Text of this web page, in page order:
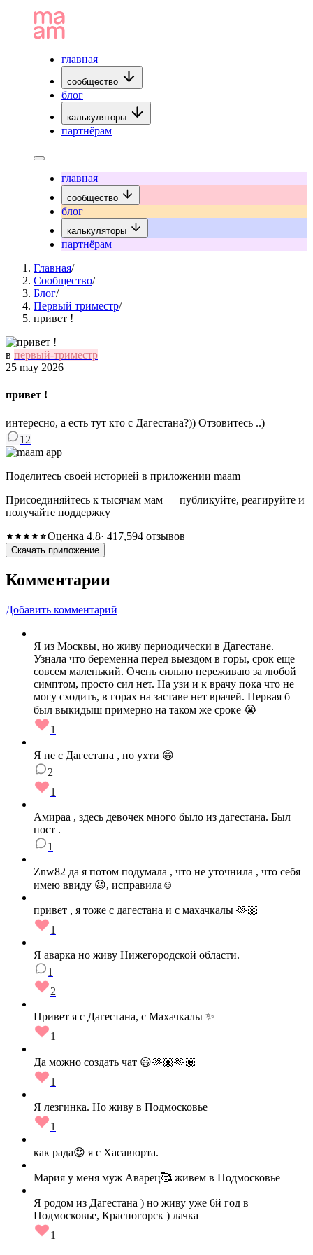
главная
сообщество
блог
калькуляторы
партнёрам
главная
сообщество
блог
калькуляторы
партнёрам
Главная/
Сообщество/
Блог/
Первый триместр/
привет !
в первый-триместр
25 may 2026
привет !
интересно, а есть тут кто с Дагестана?)) Отзовитесь ..)
12
Поделитесь своей историей в приложении maam
Присоединяйтесь к тысячам мам — публикуйте, реагируйте и
получайте поддержку
Оценка 4.8· 417,594 отзывов
Скачать приложение
Комментарии
Добавить комментарий
Я из Москвы, но живу периодически в Дагестане.
Узнала что беременна перед выездом в горы, срок еще
совсем маленький. Очень сильно переживаю за любой
симптом, просто сил нет. На узи и к врачу пока что не
могу сходить, в горах на заставе нет врачей. Первая б
был выкидыш примерно на таком же сроке 😭
1
Я не с Дагестана , но ухти 😁
2
1
Амираа , здесь девочек много было из дагестана. Был
пост .
1
Znw82 да я потом подумала , что не уточнила , что себя
имею ввиду 😃, исправила☺️
привет , я тоже с дагестана и с махачкалы 🫶🏼
1
Я аварка но живу Нижегородской области.
1
2
Привет я с Дагестана, с Махачкалы ✨
1
Да можно создать чат 😃🫶🏽🫶🏽
1
Я лезгинка. Но живу в Подмосковье
1
как рада😍 я с Хасавюрта.
Мария у меня муж Аварец🥰 живем в Подмосковье
Я родом из Дагестана ) но живу уже 6й год в
Подмосковье, Красногорск ) лачка
1